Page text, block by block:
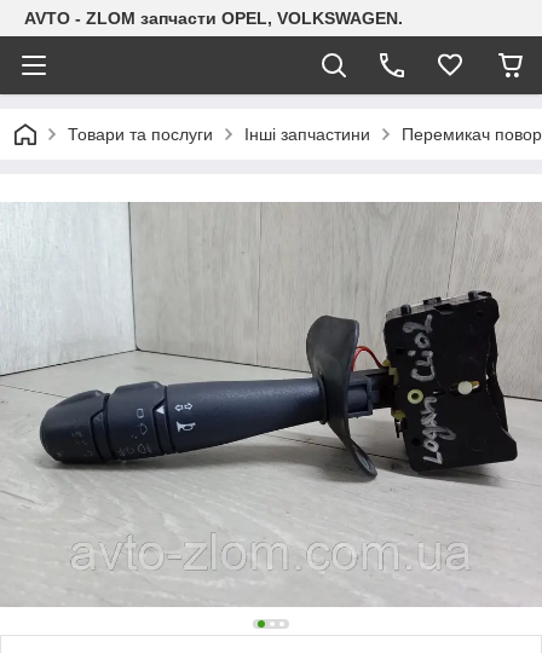
AVTO - ZLOM запчасти OPEL, VOLKSWAGEN.
Товари та послуги Інші запчастини Перемикач